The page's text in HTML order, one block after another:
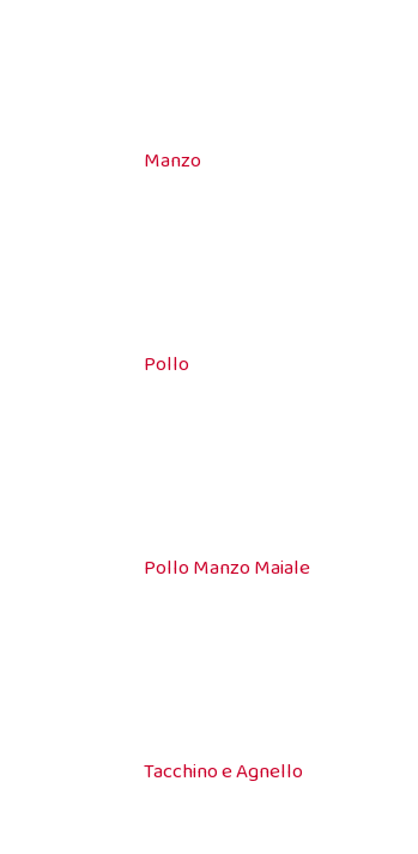
Manzo
Pollo
Pollo Manzo Maiale
Tacchino e Agnello